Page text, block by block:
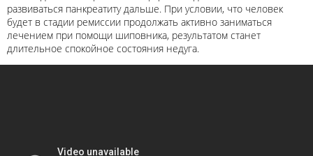
развиваться панкреатиту дальше. При условии, что человек
будет в стадии ремиссии продолжать активно заниматься
лечением при помощи шиповника, результатом станет
длительное спокойное состояния недуга.